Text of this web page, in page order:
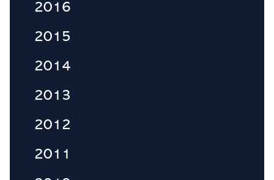
2016
2015
2014
2013
2012
2011